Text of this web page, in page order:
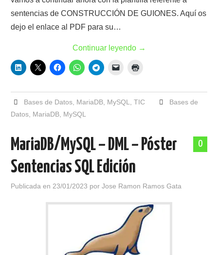
sentencias de CONSTRUCCIÓN DE GUIONES. Aquí os
dejo el enlace al PDF para su…
Continuar leyendo →
Bases de Datos, MariaDB, MySQL TIC
Bases de
Datos MariaDB MySQL
0
MariaDB/MySQL – DML – Póster
Sentencias SQL Edición
Publicada en 23/01/2023 porJose Ramon Ramos Gata